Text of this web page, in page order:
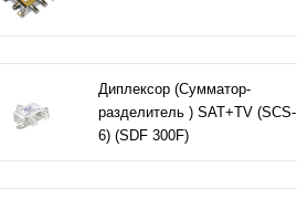
Диплексор (Сумматор-
разделитель ) SAT+TV (SCS-
6) (SDF 300F)